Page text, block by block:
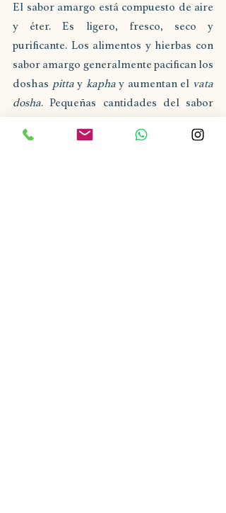
El sabor amargo está compuesto de aire
y éter. Es ligero, fresco, seco y
purificante. Los alimentos y hierbas con
sabor amargo generalmente pacifican los
doshas pitta y kapha y aumentan el vata
dosha. Pequeñas cantidades del sabor
promoverán el sabor de otros sabores.